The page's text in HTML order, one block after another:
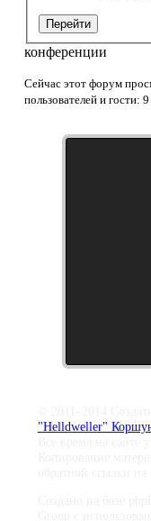
Перейти
конференции
Сейчас этот форум
пользователей и гости: 9
"Helldweller"